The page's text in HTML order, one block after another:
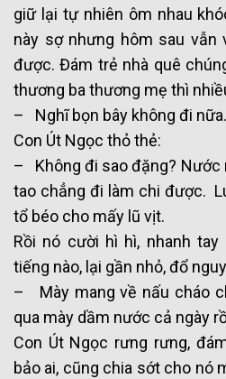
giữ lại tự nhiên ôm nhau
này sợ nhưng hôm sau
được. Đám trẻ nhà quê
thương ba thương mẹ thì
– Nghĩ bọn bây không đi
Con Út Ngọc thỏ thẻ:
– Không đi sao đặng? Nước
tao chẳng đi làm chi được.
tổ béo cho mấy lũ vịt.
Rồi nó cười hì hì, nhanh
tiếng nào, lại gần nhỏ, đổ
– Mày mang về nấu cháo
qua mày dầm nước cả ngày
Con Út Ngọc rưng rưng,
bảo ai, cũng chia sớt cho nó